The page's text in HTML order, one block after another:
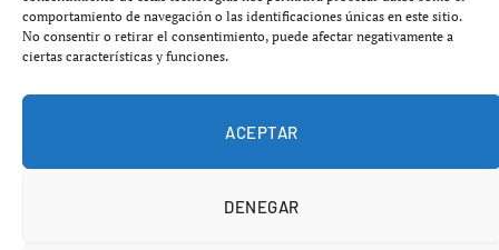
comportamiento de navegación o las identificaciones únicas en este sitio.
No consentir o retirar el consentimiento, puede afectar negativamente a
ciertas características y funciones.
ACEPTAR
DENEGAR
Inhibidores RAS: una nueva esperanza
terapéutica
El estudio se centra en los denominados inhibidores
RAS, una familia de fármacos diseñados para bloquear
mutaciones específicas implicadas en el crecimiento